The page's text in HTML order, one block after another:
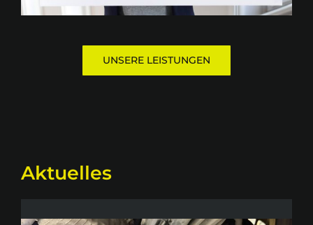
UNSERE LEISTUNGEN
Aktuelles